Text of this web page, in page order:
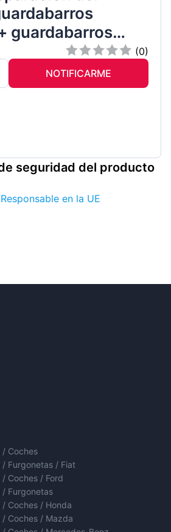
guardabarros
/ Conjunto(0)
NOTIFICARME
seguridad del producto
en la UE
/ Coches
/ Furgonetas / Fiat
/ Coches / Ford
/ Furgonetas
/ Coches / Honda
/ Coches / Mazda